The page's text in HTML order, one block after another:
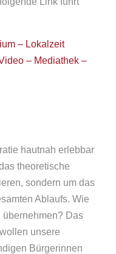
– Lokalzeit
– Mediathek –
hautnah erlebbar
theoretische
sondern um das
Ablaufs. Wie
übernehmen? Das
unsere
Bürgerinnen